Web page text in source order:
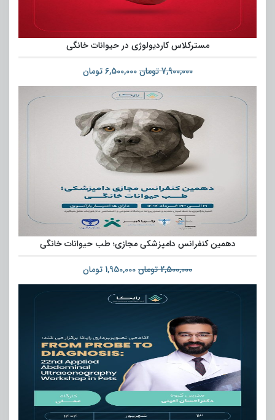
مسترکلاس کاردیولوژی در حیوانات خانگی
7,900,000تومان6,500,000 تومان
دهمین کنفرانس دامپزشکی مجازی؛ طب حیوانات خانگی
2,500,000تومان1,950,000 تومان